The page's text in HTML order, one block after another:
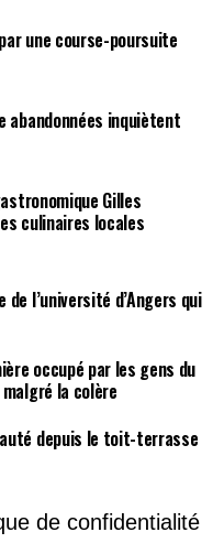
une course-poursuite
abandonnées inquiètent
Gilles
culinaires locales
de l’université d’Angers qui
occupé par les gens du
la colère
depuis le toit-terrasse
de confidentialité